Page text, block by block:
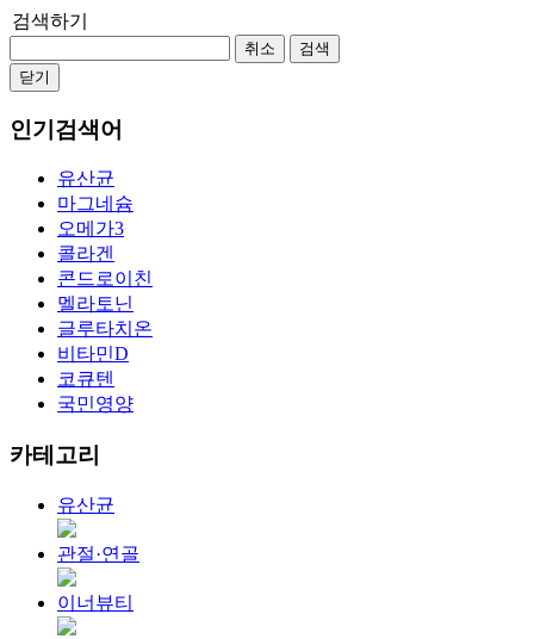
검색하기
취소
검색
닫기
인기검색어
유산균
마그네슘
오메가3
콜라겐
콘드로이친
멜라토닌
글루타치온
비타민D
코큐텐
국민영양
카테고리
유산균
관절·연골
이너뷰티